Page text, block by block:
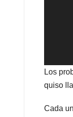
Los
quiso
Cada